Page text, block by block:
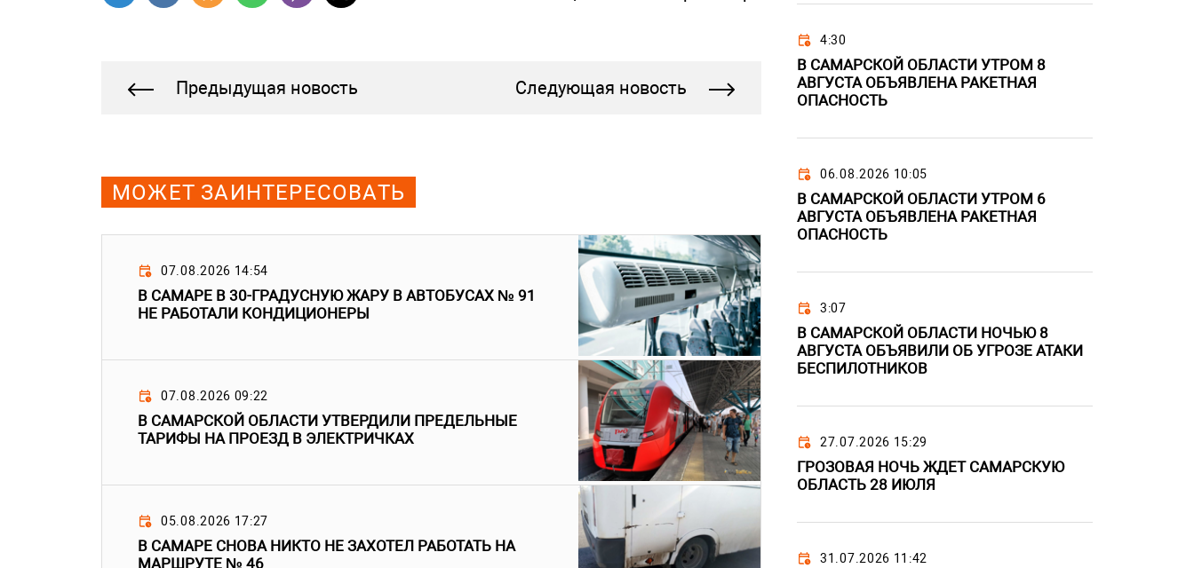
Предыдущая новость Следующая новость
МОЖЕТ ЗАИНТЕРЕСОВАТЬ
07.08.2026 14:54
В САМАРЕ В 30-ГРАДУСНУЮ ЖАРУ В АВТОБУСАХ № 91
НЕ РАБОТАЛИ КОНДИЦИОНЕРЫ
07.08.2026 09:22
В САМАРСКОЙ ОБЛАСТИ УТВЕРДИЛИ ПРЕДЕЛЬНЫЕ
ТАРИФЫ НА ПРОЕЗД В ЭЛЕКТРИЧКАХ
05.08.2026 17:27
В САМАРЕ СНОВА НИКТО НЕ ЗАХОТЕЛ РАБОТАТЬ НА
МАРШРУТЕ № 46
4:30
В САМАРСКОЙ ОБЛАСТИ УТРОМ 8
АВГУСТА ОБЪЯВЛЕНА РАКЕТНАЯ
ОПАСНОСТЬ
06.08.2026 10:05
В САМАРСКОЙ ОБЛАСТИ УТРОМ 6
АВГУСТА ОБЪЯВЛЕНА РАКЕТНАЯ
ОПАСНОСТЬ
3:07
В САМАРСКОЙ ОБЛАСТИ НОЧЬЮ 8
АВГУСТА ОБЪЯВИЛИ ОБ УГРОЗЕ АТАКИ
БЕСПИЛОТНИКОВ
27.07.2026 15:29
ГРОЗОВАЯ НОЧЬ ЖДЕТ САМАРСКУЮ
ОБЛАСТЬ 28 ИЮЛЯ
31.07.2026 11:42